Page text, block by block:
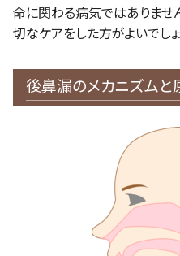
命に関わる病気ではありませ
切なケアをした方がよいでしょ
後鼻漏のメカニズムと